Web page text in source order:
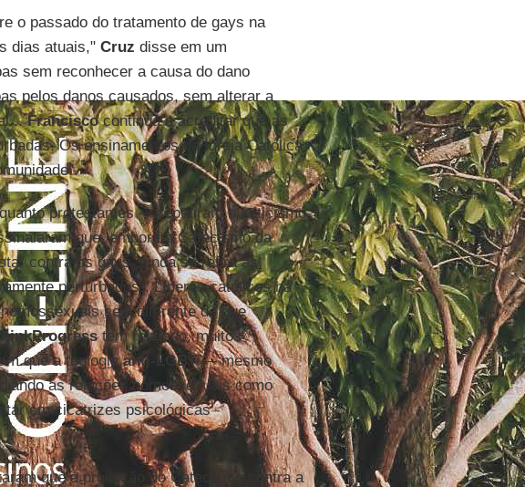
o passado do tratamento de gays na
dias atuais," Cruz disse em um
sem reconhecer a causa do dano
pelos danos causados, sem alterar a
Franciscocontinua a acreditar que as
Os ensinamentos da Igreja Católica
protestantes — repetiram o ceticismo
que, embora o Catecismo da
contra os gays, ainda se refira às
perturbadas". Líderes católicos há
seja diferente do que
tem relatado, muitos
que a teologiaanti-LGBT— mesmo
as relações homossexuais como
em cicatrizes psicológicas
que a proibição do Catecismo contra a